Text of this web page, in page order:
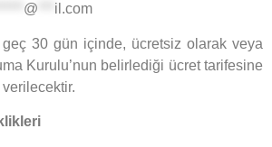
@ il.com
geç 30 gün içinde, ücretsiz olarak veya
Kurulu’nun belirlediği ücret tarifesine